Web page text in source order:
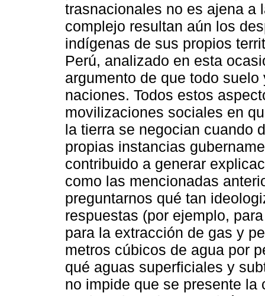
trasnacionales no es ajena a
complejo resultan aún los
indígenas de sus propios
Perú, analizado en esta
argumento de que todo
naciones. Todos estos
movilizaciones sociales en
la tierra se negocian cuando
propias instancias
contribuido a generar
como las mencionadas
preguntarnos qué tan
respuestas (por ejemplo,
para la extracción de gas y
metros cúbicos de agua por
qué aguas superficiales y
no impide que se presente